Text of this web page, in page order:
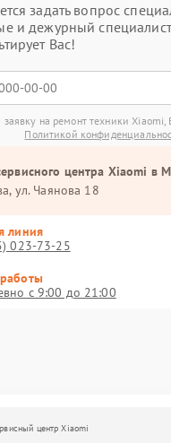
задать вопрос
и дежурный
Вас!
заявку на ремонт техники Xiaomi,
Политикой
центра Xiaomi в
ул. Чаянова 18
линия
023-73-25
с 9:00 до 21:00
центр Xiaomi